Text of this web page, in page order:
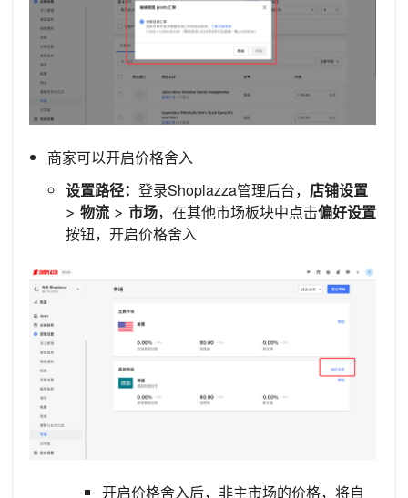
商家可以开启价格舍入
设置路径： 登录Shoplazza管理后台， 店铺设置
> 物流 > 市场，在其他市场板块中点击偏好设置
按钮，开启价格舍入
开启价格舍入后，非主市场的价格，将自